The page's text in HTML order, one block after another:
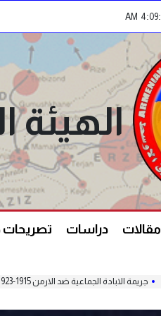
4:09:
AM
الهيئة
مقالات دراسات تصريحات
جريمة الابادة الجماعية ضد الارمن 1915-1923